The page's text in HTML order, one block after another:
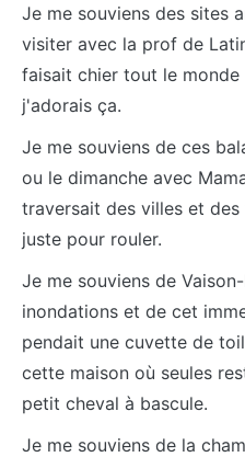
Je me souviens des sites
visiter avec la prof de
faisait chier tout le monde
j'adorais ça.
Je me souviens de ces
ou le dimanche avec
traversait des villes et des
juste pour rouler.
Je me souviens de
inondations et de cet
pendait une cuvette de
cette maison où seules
petit cheval à bascule.
Je me souviens de la